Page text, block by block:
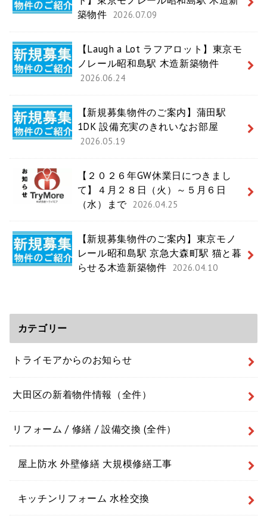
築物件 2026.07.09
【Laugh a Lot ラフアロット】東京モ
ノレール昭和島駅 木造新築物件
2026.06.24
【新規募集物件のご案内】蒲田駅
1DK 設備充実のきれいなお部屋
2026.05.19
【２０２６年GW休業日につきまし
て】４月２８日（火）～５月６日
（水）まで 2026.04.25
【新規募集物件のご案内】東京モノ
レール昭和島駅 京急大森町駅 猫と暮
らせる木造新築物件 2026.04.10
カテゴリー
トライモアからのお知らせ
大田区の新着物件情報（全件）
リフォーム / 修繕 / 設備交換 (全件）
屋上防水 外壁修繕 大規模修繕工事
キッチンリフォーム 水栓交換